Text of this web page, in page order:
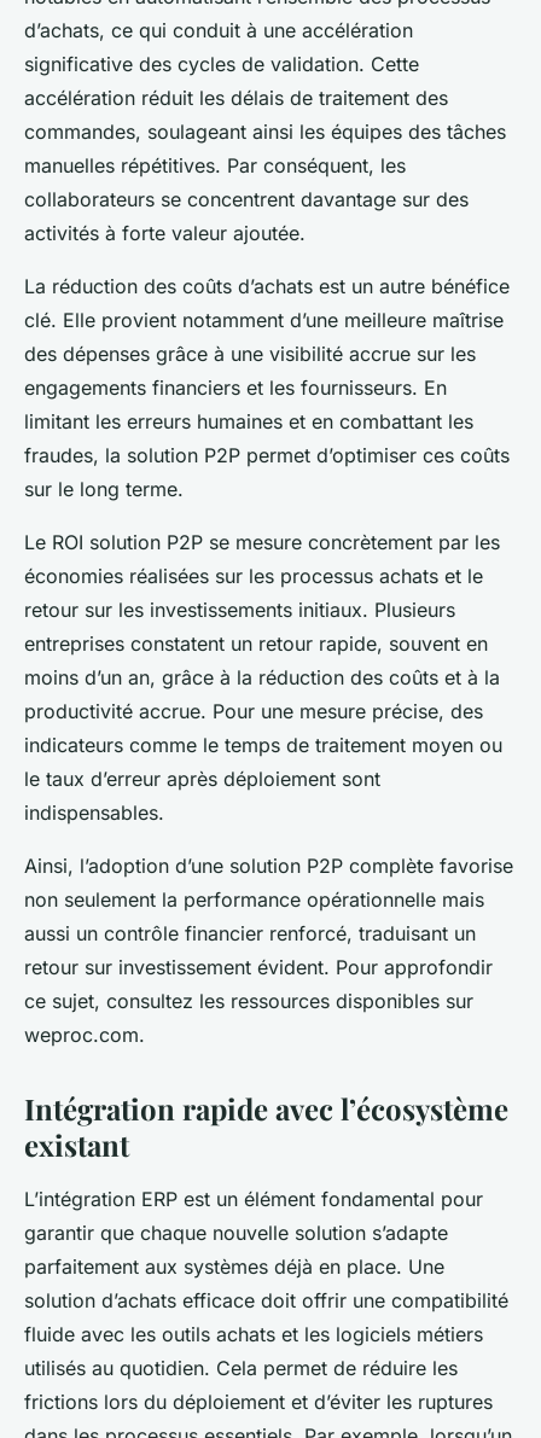
d’achats, ce qui conduit à une accélération
significative des cycles de validation. Cette
accélération réduit les délais de traitement des
commandes, soulageant ainsi les équipes des tâches
manuelles répétitives. Par conséquent, les
collaborateurs se concentrent davantage sur des
activités à forte valeur ajoutée.
La réduction des coûts d’achats est un autre bénéfice
clé. Elle provient notamment d’une meilleure maîtrise
des dépenses grâce à une visibilité accrue sur les
engagements financiers et les fournisseurs. En
limitant les erreurs humaines et en combattant les
fraudes, la solution P2P permet d’optimiser ces coûts
sur le long terme.
Le ROI solution P2P se mesure concrètement par les
économies réalisées sur les processus achats et le
retour sur les investissements initiaux. Plusieurs
entreprises constatent un retour rapide, souvent en
moins d’un an, grâce à la réduction des coûts et à la
productivité accrue. Pour une mesure précise, des
indicateurs comme le temps de traitement moyen ou
le taux d’erreur après déploiement sont
indispensables.
Ainsi, l’adoption d’une solution P2P complète favorise
non seulement la performance opérationnelle mais
aussi un contrôle financier renforcé, traduisant un
retour sur investissement évident. Pour approfondir
ce sujet, consultez les ressources disponibles sur
weproc.com.
Intégration rapide avec l’écosystème
existant
L’intégration ERP est un élément fondamental pour
garantir que chaque nouvelle solution s’adapte
parfaitement aux systèmes déjà en place. Une
solution d’achats efficace doit offrir une compatibilité
fluide avec les outils achats et les logiciels métiers
utilisés au quotidien. Cela permet de réduire les
frictions lors du déploiement et d’éviter les ruptures